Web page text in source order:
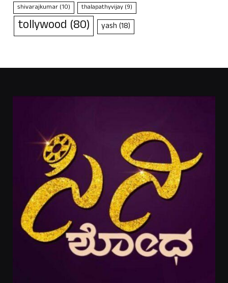
shivarajkumar(10) thalapathyvijay(9)
tollywood (80) yash(18)